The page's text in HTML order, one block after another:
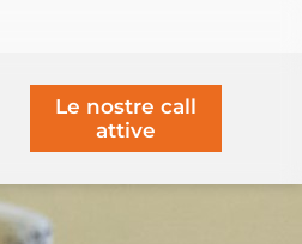
Le nostre call
attive